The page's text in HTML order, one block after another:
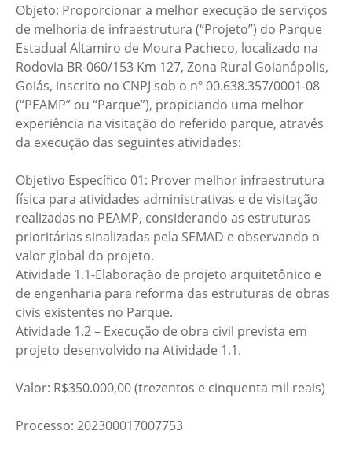
Objeto: Proporcionar a melhor execução de serviços
de melhoria de infraestrutura (“Projeto”) do Parque
Estadual Altamiro de Moura Pacheco, localizado na
Rodovia BR-060/153 Km 127, Zona Rural Goianápolis,
Goiás, inscrito no CNPJ sob o nº 00.638.357/0001-08
(“PEAMP” ou “Parque”), propiciando uma melhor
experiência na visitação do referido parque, através
da execução das seguintes atividades:
Objetivo Específico 01: Prover melhor infraestrutura
física para atividades administrativas e de visitação
realizadas no PEAMP, considerando as estruturas
prioritárias sinalizadas pela SEMAD e observando o
valor global do projeto.
Atividade 1.1-Elaboração de projeto arquitetônico e
de engenharia para reforma das estruturas de obras
civis existentes no Parque.
Atividade 1.2 – Execução de obra civil prevista em
projeto desenvolvido na Atividade 1.1.
Valor: R$350.000,00 (trezentos e cinquenta mil reais)
Processo: 202300017007753